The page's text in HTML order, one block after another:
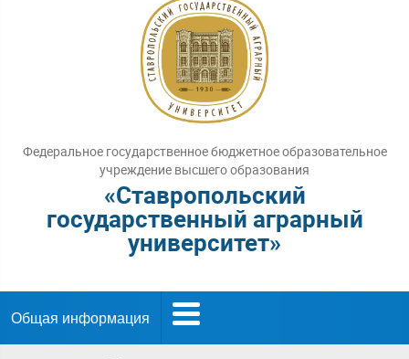
Федеральное государственное бюджетное образовательное
учреждение высшего образования
«Ставропольский
государственный аграрный
университет»
Общая информация